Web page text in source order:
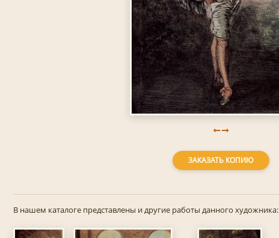
ЗАКАЗАТЬ КОПИЮ
В нашем каталоге представлены и другие работы данного художника: